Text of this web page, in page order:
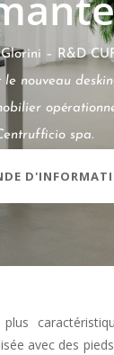
– R&D
le nouveau
spa.
avec des